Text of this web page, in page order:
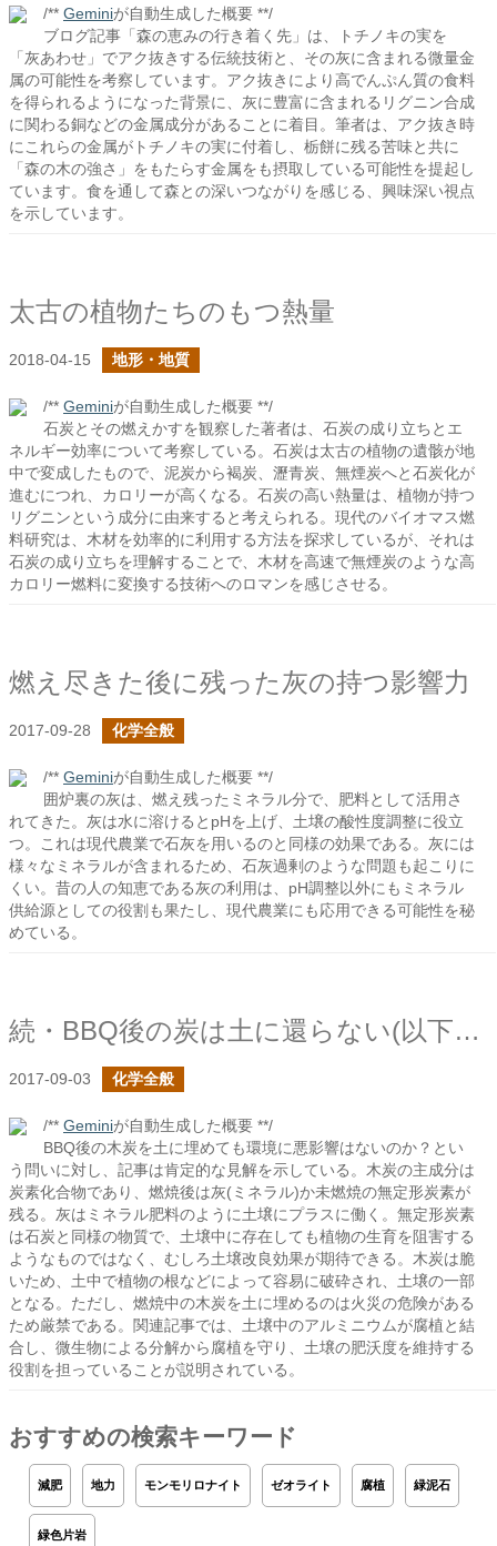
/** Geminiが自動生成した概要 **/
ブログ記事「森の恵みの行き着く先」は、トチノキの実を
「灰あわせ」でアク抜きする伝統技術と、その灰に含まれる微量金
属の可能性を考察しています。アク抜きにより高でんぷん質の食料
を得られるようになった背景に、灰に豊富に含まれるリグニン合成
に関わる銅などの金属成分があることに着目。筆者は、アク抜き時
にこれらの金属がトチノキの実に付着し、栃餅に残る苦味と共に
「森の木の強さ」をもたらす金属をも摂取している可能性を提起し
ています。食を通して森との深いつながりを感じる、興味深い視点
を示しています。
太古の植物たちのもつ熱量
2018-04-15 地形・地質
/** Geminiが自動生成した概要 **/
石炭とその燃えかすを観察した著者は、石炭の成り立ちとエ
ネルギー効率について考察している。石炭は太古の植物の遺骸が地
中で変成したもので、泥炭から褐炭、瀝青炭、無煙炭へと石炭化が
進むにつれ、カロリーが高くなる。石炭の高い熱量は、植物が持つ
リグニンという成分に由来すると考えられる。現代のバイオマス燃
料研究は、木材を効率的に利用する方法を探求しているが、それは
石炭の成り立ちを理解することで、木材を高速で無煙炭のような高
カロリー燃料に変換する技術へのロマンを感じさせる。
燃え尽きた後に残った灰の持つ影響力
2017-09-28 化学全般
/** Geminiが自動生成した概要 **/
囲炉裏の灰は、燃え残ったミネラル分で、肥料として活用さ
れてきた。灰は水に溶けるとpHを上げ、土壌の酸性度調整に役立
つ。これは現代農業で石灰を用いるのと同様の効果である。灰には
様々なミネラルが含まれるため、石灰過剰のような問題も起こりに
くい。昔の人の知恵である灰の利用は、pH調整以外にもミネラル
供給源としての役割も果たし、現代農業にも応用できる可能性を秘
めている。
続・BBQ後の炭は土に還らない(以下省略)
2017-09-03 化学全般
/** Geminiが自動生成した概要 **/
BBQ後の木炭を土に埋めても環境に悪影響はないのか？とい
う問いに対し、記事は肯定的な見解を示している。木炭の主成分は
炭素化合物であり、燃焼後は灰(ミネラル)か未燃焼の無定形炭素が
残る。灰はミネラル肥料のように土壌にプラスに働く。無定形炭素
は石炭と同様の物質で、土壌中に存在しても植物の生育を阻害する
ようなものではなく、むしろ土壌改良効果が期待できる。木炭は脆
いため、土中で植物の根などによって容易に破砕され、土壌の一部
となる。ただし、燃焼中の木炭を土に埋めるのは火災の危険がある
ため厳禁である。関連記事では、土壌中のアルミニウムが腐植と結
合し、微生物による分解から腐植を守り、土壌の肥沃度を維持する
役割を担っていることが説明されている。
おすすめの検索キーワード
減肥 地力 モンモリロナイト ゼオライト 腐植 緑泥石
緑色片岩